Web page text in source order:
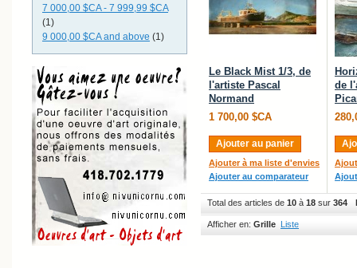
Le Black Mist 1/3, de
l'artiste Pascal
Normand
1 700,00 $CA
Ajouter au panier
Ajouter à ma liste d'envies
Ajouter au comparateur
de
Total des articles de 10 à 18 sur 364
Afficher en: Grille Liste
7 000,00 $CA- 7 999,99 $CA
(1)
9 000,00 $CAand above (1)